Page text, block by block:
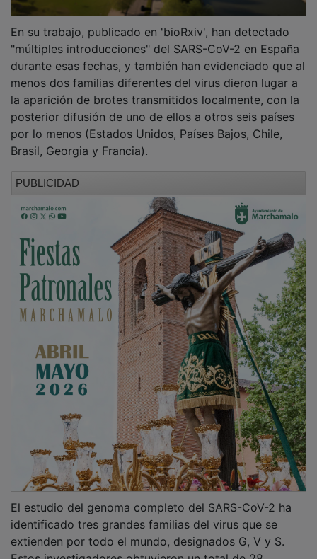
"múltiples introducciones" del SARS-CoV-2 en España
durante esas fechas, y también han evidenciado que al
menos dos familias diferentes del virus dieron lugar a
la aparición de brotes transmitidos localmente, con la
posterior difusión de uno de ellos a otros seis países
por lo menos (Estados Unidos, Países Bajos, Chile,
Brasil, Georgia y Francia).
identificado tres grandes familias del virus que se
extienden por todo el mundo, designados G, V y S.
Estos investigadores obtuvieron un total de 28